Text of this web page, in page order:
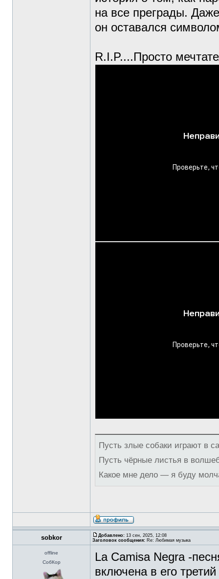
на все преграды.
он оставался
R.I.P....Просто
Пусть злые собаки играют в
Пусть чёрные листья в
Какое мне дело — я буду
sobkor Добавлено: 13 сен, 2025, 12:08
Заголовок сообщения: Re: Любимая музыка
offline
СобКор
La Camisa Negra -
включена в его